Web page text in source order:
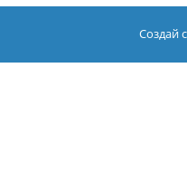
Создай